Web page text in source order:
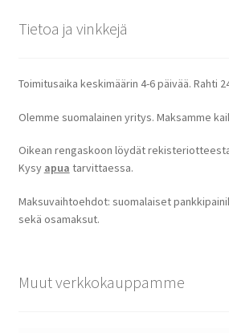
Tietoa ja vinkkejä
Toimitusaika keskimäärin 4-6 päivää. Rahti
Olemme suomalainen yritys. Maksamme
Oikean rengaskoon löydät
Kysy apua tarvittaessa.
Maksuvaihtoehdot: suomalaiset
sekä osamaksut.
Muut verkkokauppamme